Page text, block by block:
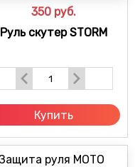
350 руб.
Руль скутер STORM
Купить